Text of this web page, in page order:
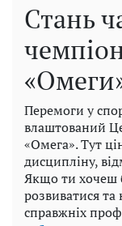
Стань
Перемоги у
влаштований
«Омега». Тут
дисципліну,
Якщо ти хочеш
розвиватися
справжніх